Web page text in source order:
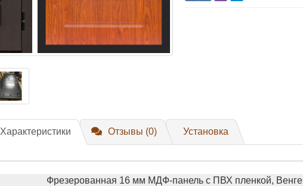
Характеристики Отзывы (0) Установка
Фрезерованная 16 мм МДФ-панель с ПВХ пленкой, Венге